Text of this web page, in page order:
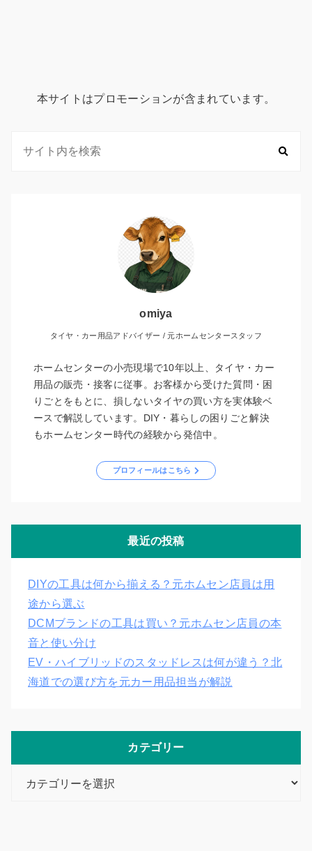
本サイトはプロモーションが含まれています。
omiya
タイヤ・カー用品アドバイザー / 元ホームセンタースタッフ
ホームセンターの小売現場で10年以上、タイヤ・カー
用品の販売・接客に従事。お客様から受けた質問・困
りごとをもとに、損しないタイヤの買い方を実体験ベ
ースで解説しています。DIY・暮らしの困りごと解決
もホームセンター時代の経験から発信中。
プロフィールはこちら
最近の投稿
DIYの工具は何から揃える？元ホムセン店員は用
途から選ぶ
DCMブランドの工具は買い？元ホムセン店員の本
音と使い分け
EV・ハイブリッドのスタッドレスは何が違う？北
海道での選び方を元カー用品担当が解説
カテゴリー